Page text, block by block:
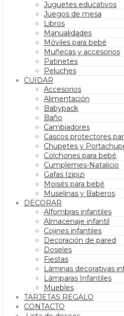
Juguetes educativos
Juegos de mesa
Libros
Manualidades
Móviles para bebé
Muñecas y accesorios
Patinetes
Peluches
CUIDAR
Accesorios
Alimentación
Babypack
Baño
Cambiadores
Cascos protectores
Chupetes y
Colchones para bebé
Cumplemes-Natalicio
Gafas Izipizi
Moisés para bebé
Muselinas y Baberos
DECORAR
Alfombras infantiles
Almacenaje infantil
Cojines infantiles
Decoración de pared
Doseles
Fiestas
Láminas decorativas
Lámparas Infantiles
Muebles
TARJETAS REGALO
CONTACTO